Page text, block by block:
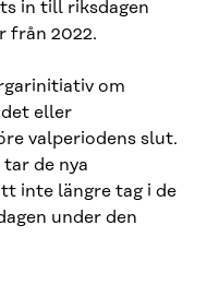
in till riksdagen
från 2022.
om
eller
valperiodens slut.
de nya
inte längre tag i de
under den